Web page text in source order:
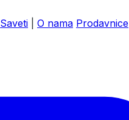
Saveti O nama Prodavnice